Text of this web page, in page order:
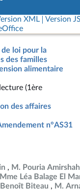
XML Version
loi pour la
des familles
alimentaire
(1ère
des affaires
n°AS31
M. Pouria
Mme Léa Balage El
Biteau
M.